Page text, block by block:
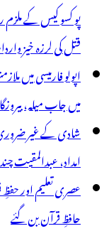
قتل کی لرزہ خیز
میں جاب میلہ،
امداد، عبدالمقیت
عصری تعلیم اور
حافظِ قرآن بن گئے